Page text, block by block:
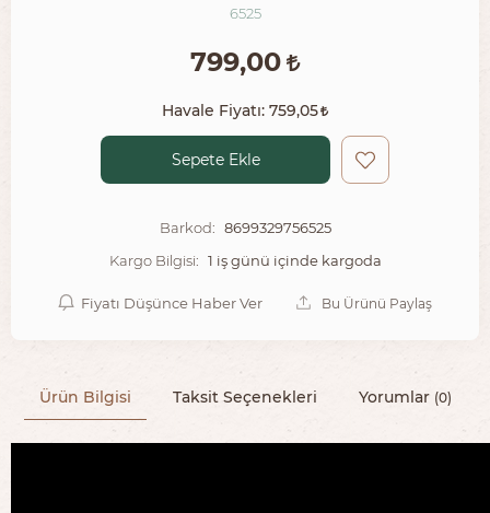
6525
799,00
Havale Fiyatı: 759,05
Sepete Ekle
Barkod: 8699329756525
Kargo Bilgisi: 1 iş günü içinde kargoda
Fiyatı Düşünce Haber Ver Bu Ürünü Paylaş
Ürün Bilgisi Taksit Seçenekleri Yorumlar (0)